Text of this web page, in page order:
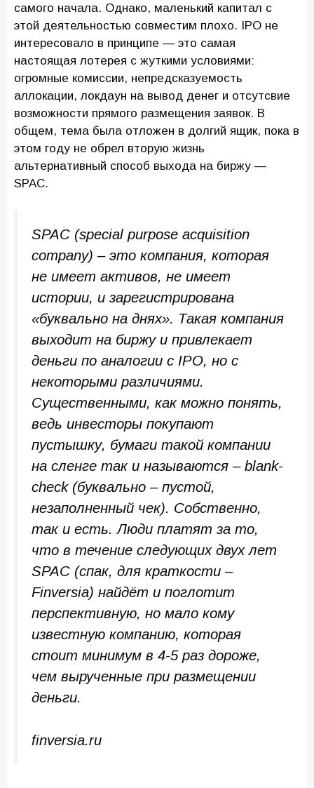
самого начала. Однако, маленький капитал с
этой деятельностью совместим плохо. IPO не
интересовало в принципе — это самая
настоящая лотерея с жуткими условиями:
огромные комиссии, непредсказуемость
аллокации, локдаун на вывод денег и отсутсвие
возможности прямого размещения заявок. В
общем, тема была отложен в долгий ящик, пока в
этом году не обрел вторую жизнь
альтернативный способ выхода на биржу —
SPAC.
SPAC (special purpose acquisition
company) – это компания, которая
не имеет активов, не имеет
истории, и зарегистрирована
«буквально на днях». Такая компания
выходит на биржу и привлекает
деньги по аналогии с IPO, но с
некоторыми различиями.
Существенными, как можно понять,
ведь инвесторы покупают
пустышку, бумаги такой компании
на сленге так и называются – blank-
check (буквально – пустой,
незаполненный чек). Собственно,
так и есть. Люди платят за то,
что в течение следующих двух лет
SPAC (спак, для краткости –
Finversia) найдёт и поглотит
перспективную, но мало кому
известную компанию, которая
стоит минимум в 4-5 раз дороже,
чем вырученные при размещении
деньги.
finversia.ru